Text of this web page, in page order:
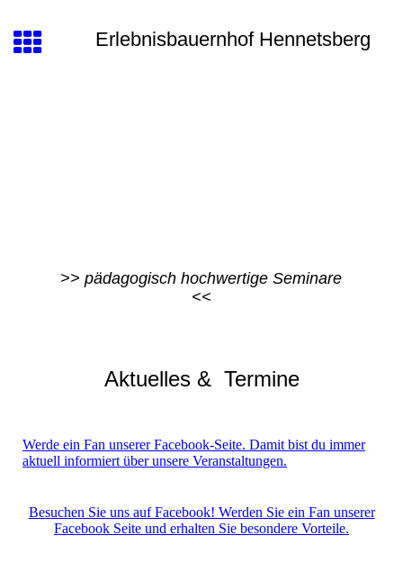
Erlebnisbauernhof Hennetsberg
>> pädagogisch hochwertige Seminare
<<
Aktuelles & Termine
Werde ein Fan unserer Facebook-Seite. Damit bist du immer
aktuell informiert über unsere Veranstaltungen.
Besuchen Sie uns auf Facebook! Werden Sie ein Fan unserer
Facebook Seite und erhalten Sie besondere Vorteile.